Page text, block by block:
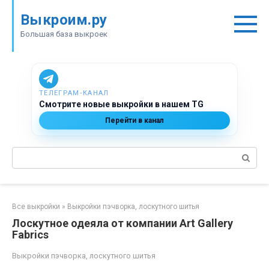
контенту
Выкроим.ру
Большая база выкроек
ТЕЛЕГРАМ‑КАНАЛ
Смотрите новые выкройки в нашем TG
Перейти в канал
Поиск:
Все выкройки » Выкройки пэчворка, лоскутного шитья
Лоскутное одеяла от компании Art Gallery
Fabrics
Выкройки пэчворка, лоскутного шитья